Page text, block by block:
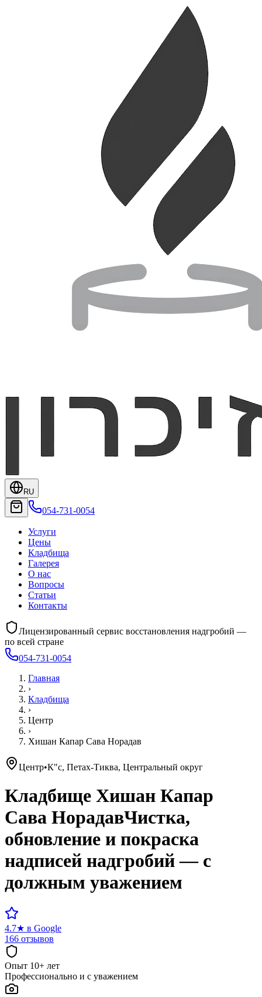
RU
054-731-0054
Услуги
Цены
Кладбища
Галерея
О нас
Вопросы
Статьи
Контакты
Лицензированный сервис восстановления надгробий —
по всей стране
054-731-0054
Главная
›
Кладбища
›
Центр
›
Хишан Капар Сава Норадав
Центр•К"с, Петах-Тиква, Центральный округ
Кладбище Хишан Капар
Сава НорадавЧистка,
обновление и покраска
надписей надгробий — с
должным уважением
4.7★ в Google
166 отзывов
Опыт 10+ лет
Профессионально и с уважением